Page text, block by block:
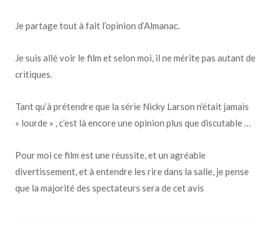
Je partage tout à fait l’opinion d’Almanac.
Je suis allé voir le film et selon moi, il ne mérite pas autant de
critiques.
Tant qu’à prétendre que la série Nicky Larson n’était jamais
« lourde » , c’est là encore une opinion plus que discutable …
Pour moi ce film est une réussite, et un agréable
divertissement, et à entendre les rire dans la salle, je pense
que la majorité des spectateurs sera de cet avis